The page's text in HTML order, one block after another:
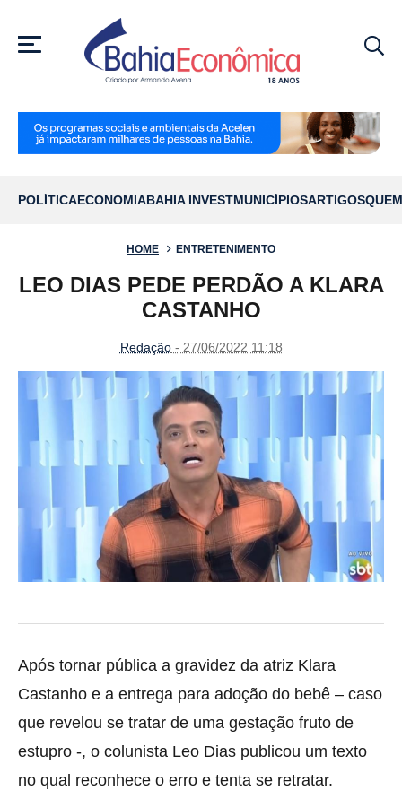
MENU
POLÍTICAECONOMIABAHIA INVESTMUNICÍPIOSARTIGOS
HOME ENTRETENIMENTO
LEO DIAS PEDE PERDÃO A KLARA
CASTANHO
Redação- 27/06/2022 11:18
Após tornar pública a gravidez da atriz Klara
Castanho e a entrega para adoção do bebê – caso
que revelou se tratar de uma gestação fruto de
estupro -, o colunista Leo Dias publicou um texto
no qual reconhece o erro e tenta se retratar.